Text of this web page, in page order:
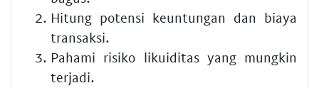
Hitung potensi keuntungan dan biaya
transaksi.
Pahami risiko likuiditas yang mungkin
terjadi.